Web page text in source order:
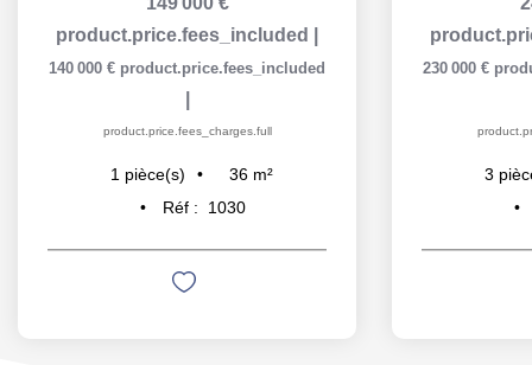
product.price.fees_included
140 000 € product.price.fees_included
product.price.fees_charges.full
1 pièce(s) 36 m²
Réf :
1030
230 000 €
3